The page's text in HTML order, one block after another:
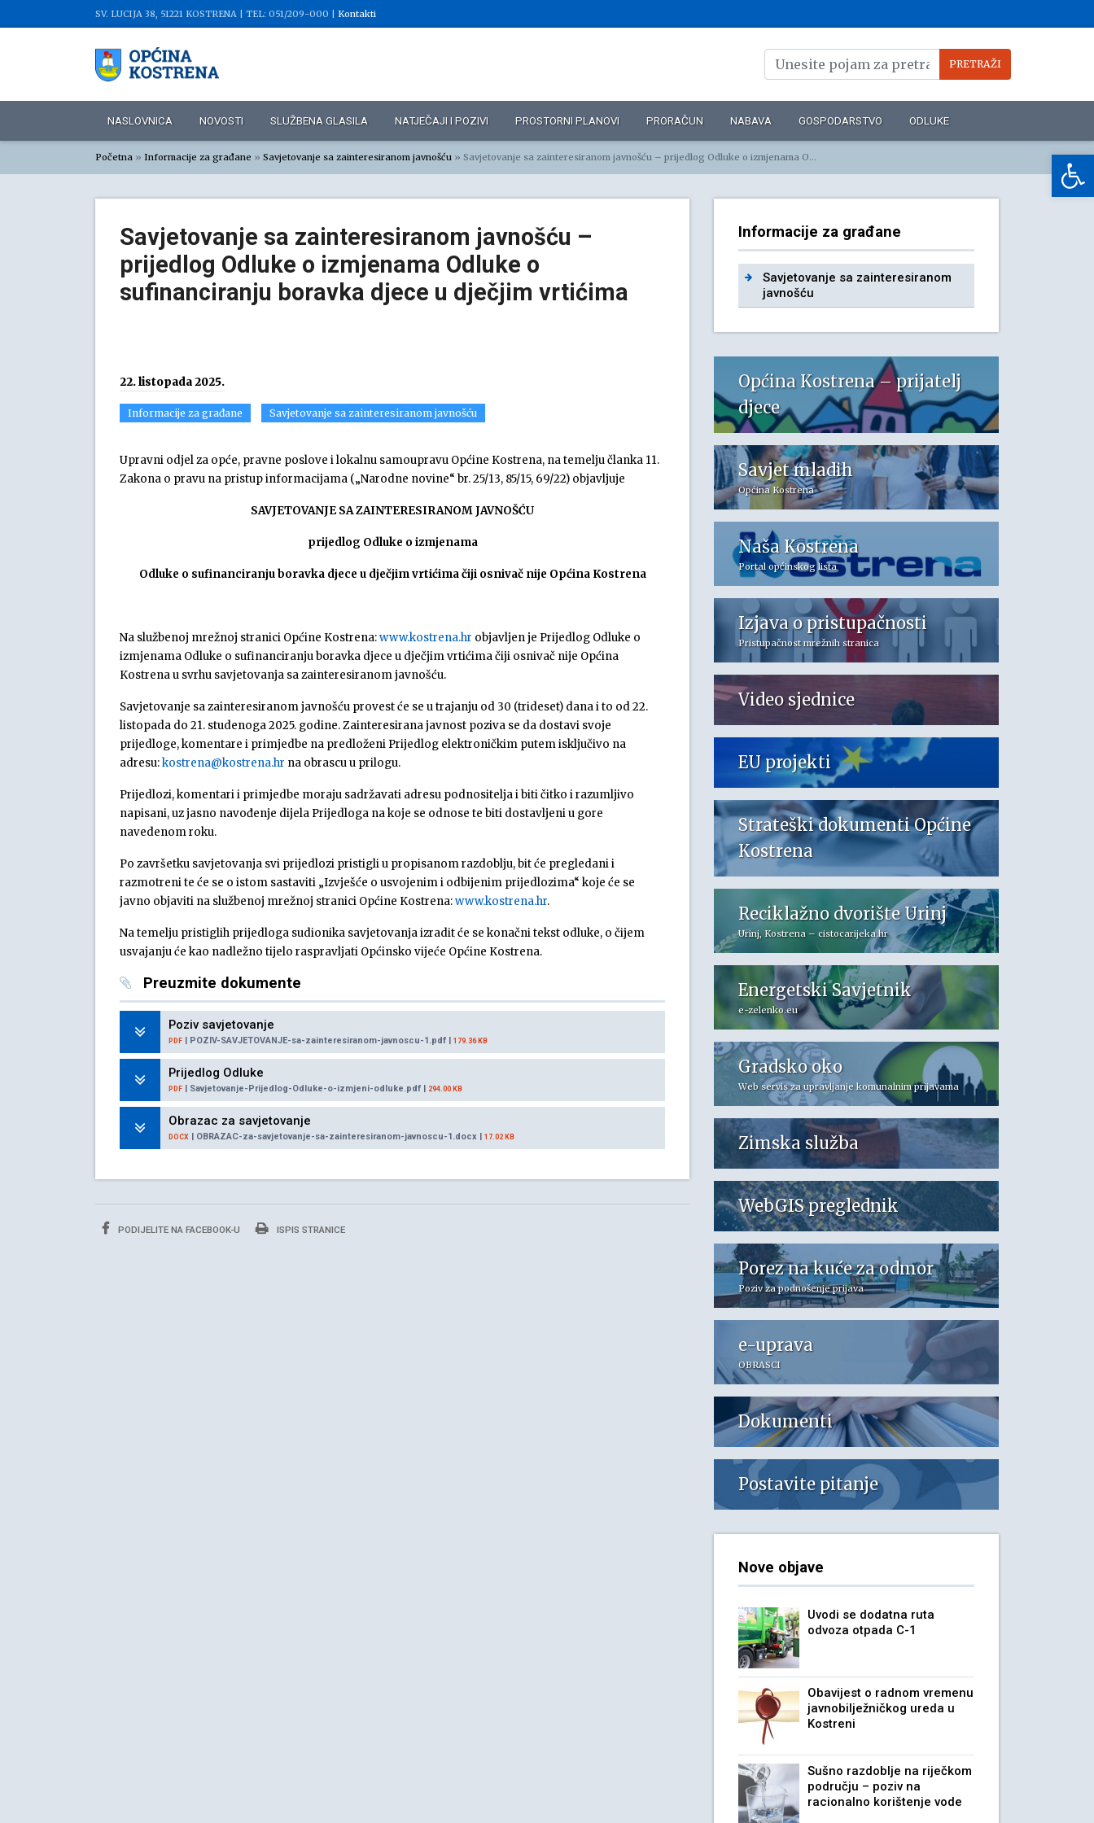
SV. LUCIJA 38, 51221 KOSTRENA | TEL: 051/209-000 | Kontakti
NASLOVNICA NOVOSTI SLUŽBENA GLASILA NATJEČAJI I POZIVI PROSTORNI PLANOVI PRORAČUN NABAVA GOSPODARSTVO ODLUKE
Početna » Informacije za građane » Savjetovanje sa zainteresiranom javnošću » Savjetovanje sa zainteresiranom javnošću – prijedlog Odluke o izmjenama Odluke o sufinanciranju boravka djece u dječjim vrtićima
Savjetovanje sa zainteresiranom javnošću –
prijedlog Odluke o izmjenama Odluke o
sufinanciranju boravka djece u dječjim vrtićima
22. listopada 2025.
Informacije za građane Savjetovanje sa zainteresiranom javnošću
Upravni odjel za opće, pravne poslove i lokalnu samoupravu Općine Kostrena, na temelju članka 11.
Zakona o pravu na pristup informacijama („Narodne novine“ br. 25/13, 85/15, 69/22) objavljuje
SAVJETOVANJE SA ZAINTERESIRANOM JAVNOŠĆU
prijedlog Odluke o izmjenama
Odluke o sufinanciranju boravka djece u dječjim vrtićima čiji osnivač nije Općina Kostrena
Na službenoj mrežnoj stranici Općine Kostrena:www.kostrena.hr objavljen je Prijedlog Odluke o
izmjenama Odluke o sufinanciranju boravka djece u dječjim vrtićima čiji osnivač nije Općina
Kostrena u svrhu savjetovanja sa zainteresiranom javnošću.
Savjetovanje sa zainteresiranom javnošću provest će se u trajanju od 30 (trideset) dana i to od 22.
listopada do 21. studenoga 2025. godine. Zainteresirana javnost poziva se da dostavi svoje
prijedloge, komentare i primjedbe na predloženi Prijedlog elektroničkim putem isključivo na
adresu:kostrena@kostrena.hr na obrascu u prilogu.
Prijedlozi, komentari i primjedbe moraju sadržavati adresu podnositelja i biti čitko i razumljivo
napisani, uz jasno navođenje dijela Prijedloga na koje se odnose te biti dostavljeni u gore
navedenom roku.
Po završetku savjetovanja svi prijedlozi pristigli u propisanom razdoblju, bit će pregledani i
razmotreni te će se o istom sastaviti „Izvješće o usvojenim i odbijenim prijedlozima“ koje će se
javno objaviti na službenoj mrežnoj stranici Općine Kostrena:www.kostrena.hr.
Na temelju pristiglih prijedloga sudionika savjetovanja izradit će se konačni tekst odluke, o čijem
usvajanju će kao nadležno tijelo raspravljati Općinsko vijeće Općine Kostrena.
Preuzmite dokumente
Poziv savjetovanje
PDF | POZIV-SAVJETOVANJE-sa-zainteresiranom-javnoscu-1.pdf | 179.36 KB
Prijedlog Odluke
PDF | Savjetovanje-Prijedlog-Odluke-o-izmjeni-odluke.pdf | 294.00 KB
Obrazac za savjetovanje
DOCX | OBRAZAC-za-savjetovanje-sa-zainteresiranom-javnoscu-1.docx | 17.02 KB
PODIJELITE NA FACEBOOK-U ISPIS STRANICE
Informacije za građane
Savjetovanje sa zainteresiranom
javnošću
Općina Kostrena – prijatelj
djece
Savjet mladih
Općina Kostrena
Naša Kostrena
Portal općinskog lista
Izjava o pristupačnosti
Pristupačnost mrežnih stranica
Video sjednice
EU projekti
Strateški dokumenti Općine
Kostrena
Reciklažno dvorište Urinj
Urinj, Kostrena – cistocarijeka.hr
Energetski Savjetnik
e-zelenko.eu
Gradsko oko
Web servis za upravljanje komunalnim prijavama
Zimska služba
WebGIS preglednik
Porez na kuće za odmor
Poziv za podnošenje prijava
e-uprava
OBRASCI
Dokumenti
Postavite pitanje
Nove objave
Uvodi se dodatna ruta
odvoza otpada C-1
Obavijest o radnom vremenu
javnobilježničkog ureda u
Kostreni
Sušno razdoblje na riječkom
području – poziv na
racionalno korištenje vode